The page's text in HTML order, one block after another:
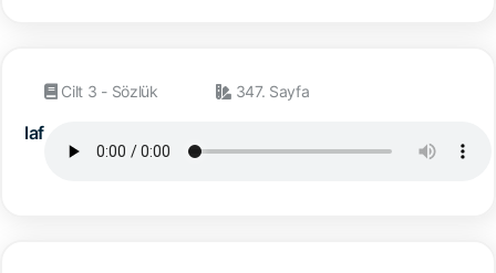
laf
Cilt 3 - Sözlük 347. Sayfa